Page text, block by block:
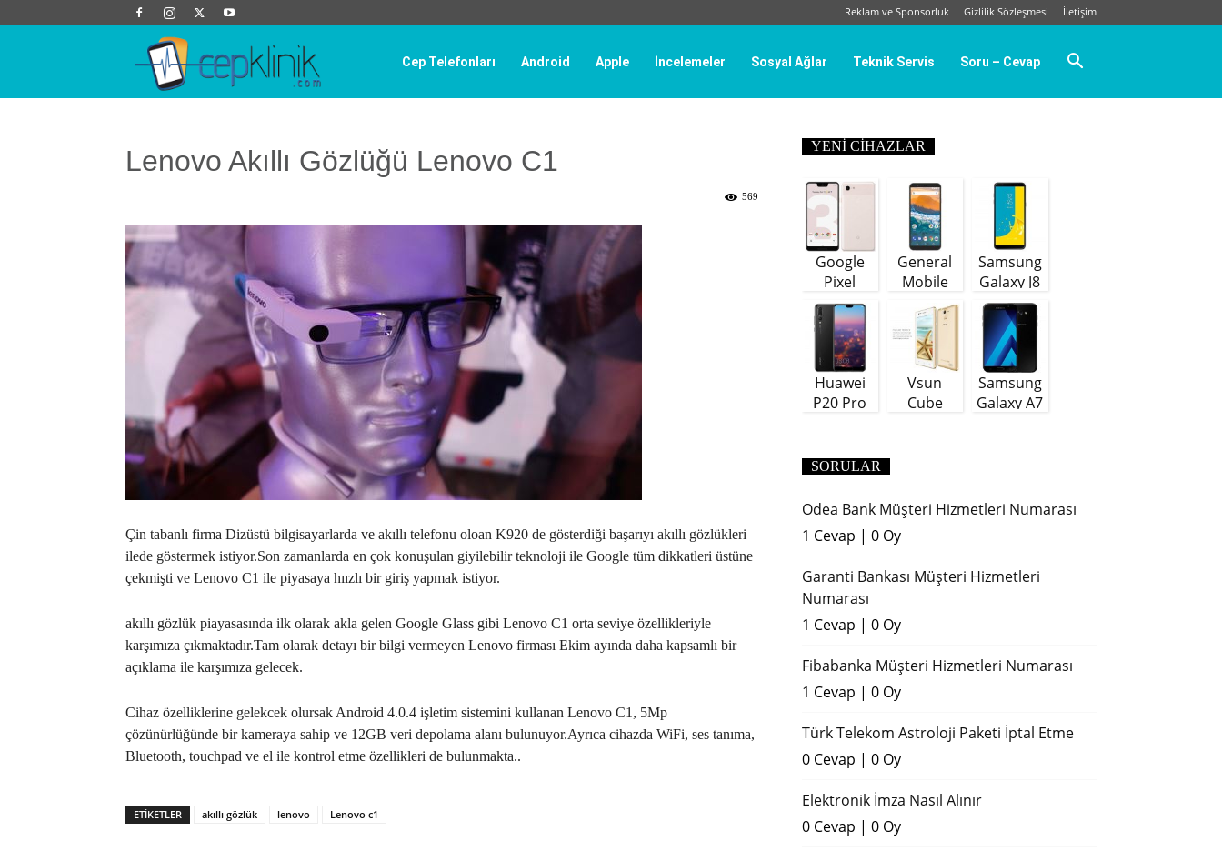
Reklam ve Sponsorluk Gizlilik Sözleşmesi İletişim
Cep Telefonları Android Apple İncelemeler Sosyal Ağlar Teknik Servis Soru – Cevap
Lenovo Akıllı Gözlüğü Lenovo C1
569
Çin tabanlı firma Dizüstü bilgisayarlarda ve akıllı telefonu oloan K920 de gösterdiği başarıyı akıllı gözlükleri
ilede göstermek istiyor.Son zamanlarda en çok konuşulan giyilebilir teknoloji ile Google tüm dikkatleri üstüne
çekmişti ve Lenovo C1 ile piyasaya hıızlı bir giriş yapmak istiyor.
akıllı gözlük piayasasında ilk olarak akla gelen Google Glass gibi Lenovo C1 orta seviye özellikleriyle
karşımıza çıkmaktadır.Tam olarak detayı bir bilgi vermeyen Lenovo firması Ekim ayında daha kapsamlı bir
açıklama ile karşımıza gelecek.
Cihaz özelliklerine gelekcek olursak Android 4.0.4 işletim sistemini kullanan Lenovo C1, 5Mp
çözünürlüğünde bir kameraya sahip ve 12GB veri depolama alanı bulunuyor.Ayrıca cihazda WiFi, ses tanıma,
Bluetooth, touchpad ve el ile kontrol etme özellikleri de bulunmakta..
ETIKETLER akıllı gözlük lenovo Lenovo c1
YENI CIHAZLAR
Google
Pixel
General
Mobile
GM9 Plus
Samsung
Galaxy J8
(64 GB)
Huawei
P20 Pro
Vsun
Cube
Samsung
Galaxy A7
SORULAR
Odea Bank Müşteri Hizmetleri Numarası
1 Cevap | 0 Oy
Garanti Bankası Müşteri Hizmetleri
Numarası
1 Cevap | 0 Oy
Fibabanka Müşteri Hizmetleri Numarası
1 Cevap | 0 Oy
Türk Telekom Astroloji Paketi İptal Etme
0 Cevap | 0 Oy
Elektronik İmza Nasıl Alınır
0 Cevap | 0 Oy